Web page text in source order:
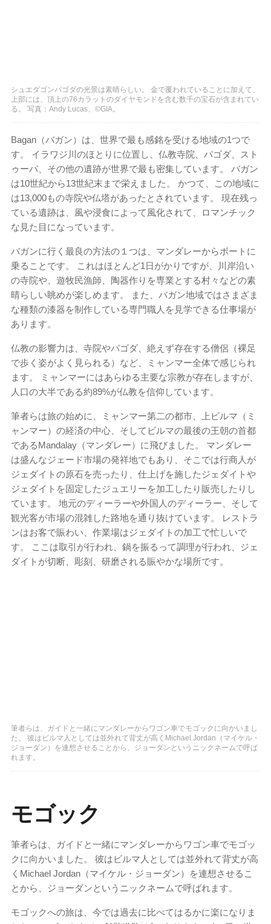
シュエダゴンパゴダの光景は素晴らしい。 金で覆われていることに加えて、
上部には、頂上の76カラットのダイヤモンドを含む数千の宝石が含まれてい
る。 写真：Andy Lucas、©GIA。
Bagan（バガン）は、世界で最も感銘を受ける地域の1つで
す。 イラワジ川のほとりに位置し、仏教寺院、パゴダ、スト
ゥーパ、その他の遺跡が世界で最も密集しています。 バガン
は10世紀から13世紀末まで栄えました。 かつて、この地域に
は13,000もの寺院や仏塔があったとされています。 現在残っ
ている遺跡は、風や浸食によって風化されて、ロマンチック
な見た目になっています。
バガンに行く最良の方法の１つは、マンダレーからボートに
乗ることです。 これはほとんど1日がかりですが、川岸沿い
の寺院や、遊牧民漁師、陶器作りを専業とする村々などの素
晴らしい眺めが楽しめます。 また、バガン地域ではさまざま
な種類の漆器を制作している専門職人を見学できる仕事場が
あります。
仏教の影響力は、寺院やパゴダ、絶えず存在する僧侶（裸足
で歩く姿がよく見られる）など、ミャンマー全体で感じられ
ます。 ミャンマーにはあらゆる主要な宗教が存在しますが、
人口の大半である約89%が仏教を信仰しています。
筆者らは旅の始めに、ミャンマー第二の都市、上ビルマ（ミ
ャンマー）の経済の中心、そしてビルマの最後の王朝の首都
であるMandalay（マンダレー）に飛びました。 マンダレー
は盛んなジェード市場の発祥地でもあり、そこでは行商人が
ジェダイトの原石を売ったり、仕上げを施したジェダイトや
ジェダイトを固定したジュエリーを加工したり販売したりし
ています。 地元のディーラーや外国人のディーラー、そして
観光客が市場の混雑した路地を通り抜けています。 レストラ
ンはお客で賑わい、作業場はジェダイトの加工で忙しいで
す。 ここは取引が行われ、鍋を振るって調理が行われ、ジェ
ダイトが切断、彫刻、研磨される賑やかな場所です。
筆者らは、ガイドと一緒にマンダレーからワゴン車でモゴックに向かいまし
た。 彼はビルマ人としては並外れて背丈が高くMichael Jordan（マイケル・
ジョーダン）を連想させることから、ジョーダンというニックネームで呼ば
れます。
モゴック
筆者らは、ガイドと一緒にマンダレーからワゴン車でモゴッ
クに向かいました。 彼はビルマ人としては並外れて背丈が高
くMichael Jordan（マイケル・ジョーダン）を連想させるこ
とから、ジョーダンというニックネームで呼ばれます。
モゴックへの旅は、今では過去に比べてはるかに楽になりま